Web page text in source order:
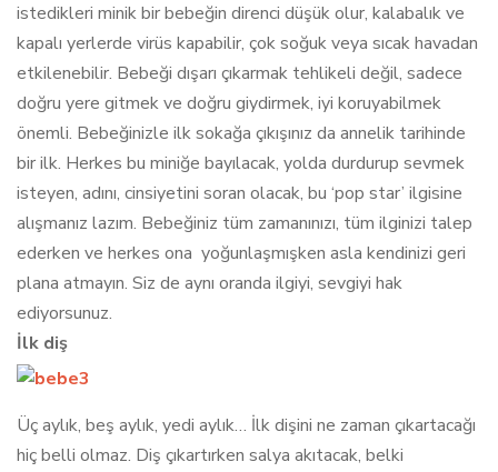
istedikleri minik bir bebeğin direnci düşük olur, kalabalık ve
kapalı yerlerde virüs kapabilir, çok soğuk veya sıcak havadan
etkilenebilir. Bebeği dışarı çıkarmak tehlikeli değil, sadece
doğru yere gitmek ve doğru giydirmek, iyi koruyabilmek
önemli. Bebeğinizle ilk sokağa çıkışınız da annelik tarihinde
bir ilk. Herkes bu miniğe bayılacak, yolda durdurup sevmek
isteyen, adını, cinsiyetini soran olacak, bu ‘pop star’ ilgisine
alışmanız lazım. Bebeğiniz tüm zamanınızı, tüm ilginizi talep
ederken ve herkes ona yoğunlaşmışken asla kendinizi geri
plana atmayın. Siz de aynı oranda ilgiyi, sevgiyi hak
ediyorsunuz.
İlk diş
Üç aylık, beş aylık, yedi aylık… İlk dişini ne zaman çıkartacağı
hiç belli olmaz. Diş çıkartırken salya akıtacak, belki